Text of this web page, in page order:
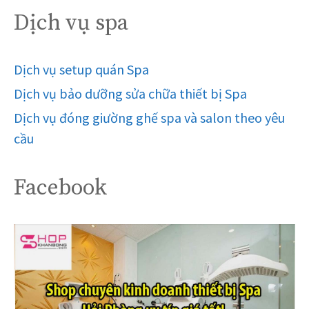
Dịch vụ spa
Dịch vụ setup quán Spa
Dịch vụ bảo dưỡng sửa chữa thiết bị Spa
Dịch vụ đóng giường ghế spa và salon theo yêu
cầu
Facebook